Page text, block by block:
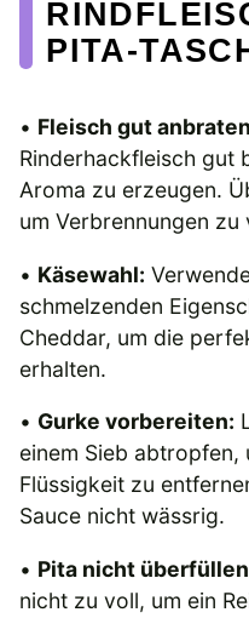
PITA-
• Fleisch gut
Rinderhackfleisch gut
Aroma zu erzeugen.
um Verbrennungen zu
• Käsewahl:
schmelzenden
Cheddar, um die
erhalten.
• Gurke vorbereiten:
einem Sieb abtropfen,
Flüssigkeit zu
Sauce nicht wässrig.
• Pita nicht
nicht zu voll, um ein